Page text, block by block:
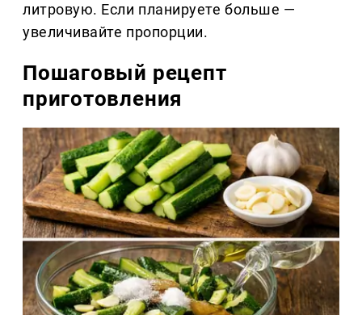
литровую. Если планируете больше —
увеличивайте пропорции.
Пошаговый рецепт
приготовления